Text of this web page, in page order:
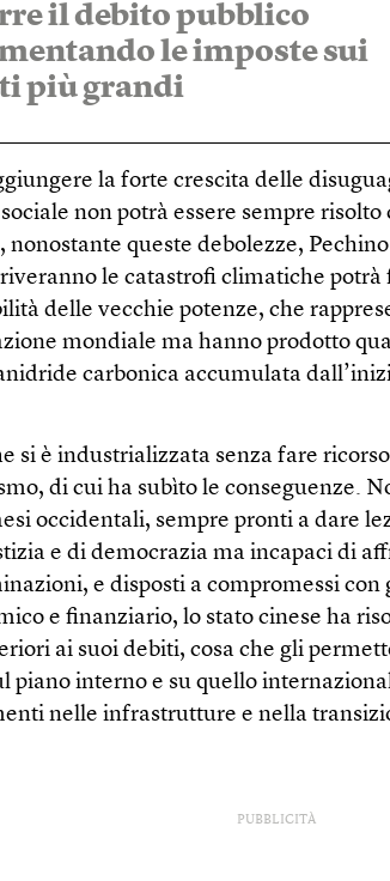
il debito pubblico
le imposte sui
più grandi
la forte crescita delle
non potrà essere sempre risolto
queste debolezze,
le catastrofi climatiche potrà
delle vecchie potenze, che
mondiale ma hanno prodotto
carbonica accumulata
si è industrializzata senza fare
di cui ha subìto le conseguenze.
occidentali, sempre pronti a dare
e di democrazia ma incapaci di
e disposti a compromessi con
e finanziario, lo stato cinese ha
ai suoi debiti, cosa che gli
piano interno e su quello
nelle infrastrutture e nella
PUBBLICITÀ